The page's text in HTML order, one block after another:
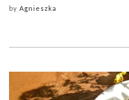
by Agnieszka